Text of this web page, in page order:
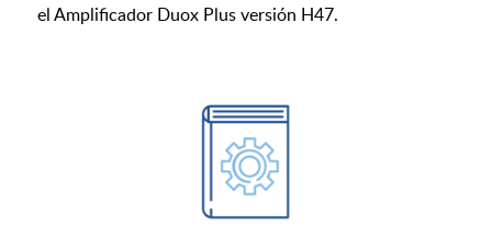
el Amplificador Duox Plus versión H47.